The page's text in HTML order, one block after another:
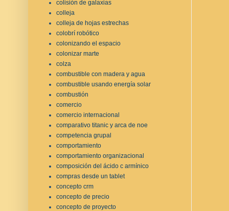
colisión de galaxias
colleja
colleja de hojas estrechas
colobrí robótico
colonizando el espacio
colonizar marte
colza
combustible con madera y agua
combustible usando energía solar
combustión
comercio
comercio internacional
comparativo titanic y arca de noe
competencia grupal
comportamiento
comportamiento organizacional
composición del ácido c armínico
compras desde un tablet
concepto crm
concepto de precio
concepto de proyecto